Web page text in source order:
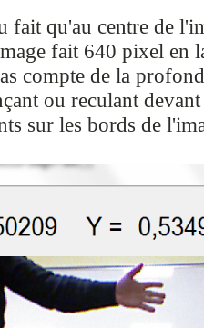
fait qu'au centre de
fait 640 pixel en
compte de la
ou reculant
sur les bords de